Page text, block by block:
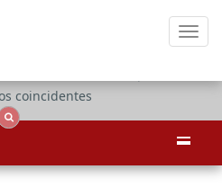
coincidentes